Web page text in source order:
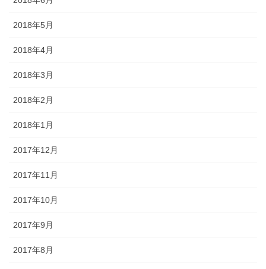
2018年5月
2018年4月
2018年3月
2018年2月
2018年1月
2017年12月
2017年11月
2017年10月
2017年9月
2017年8月